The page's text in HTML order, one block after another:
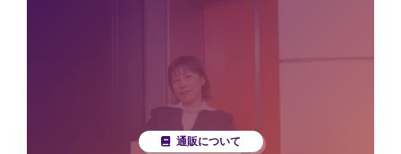
通販について